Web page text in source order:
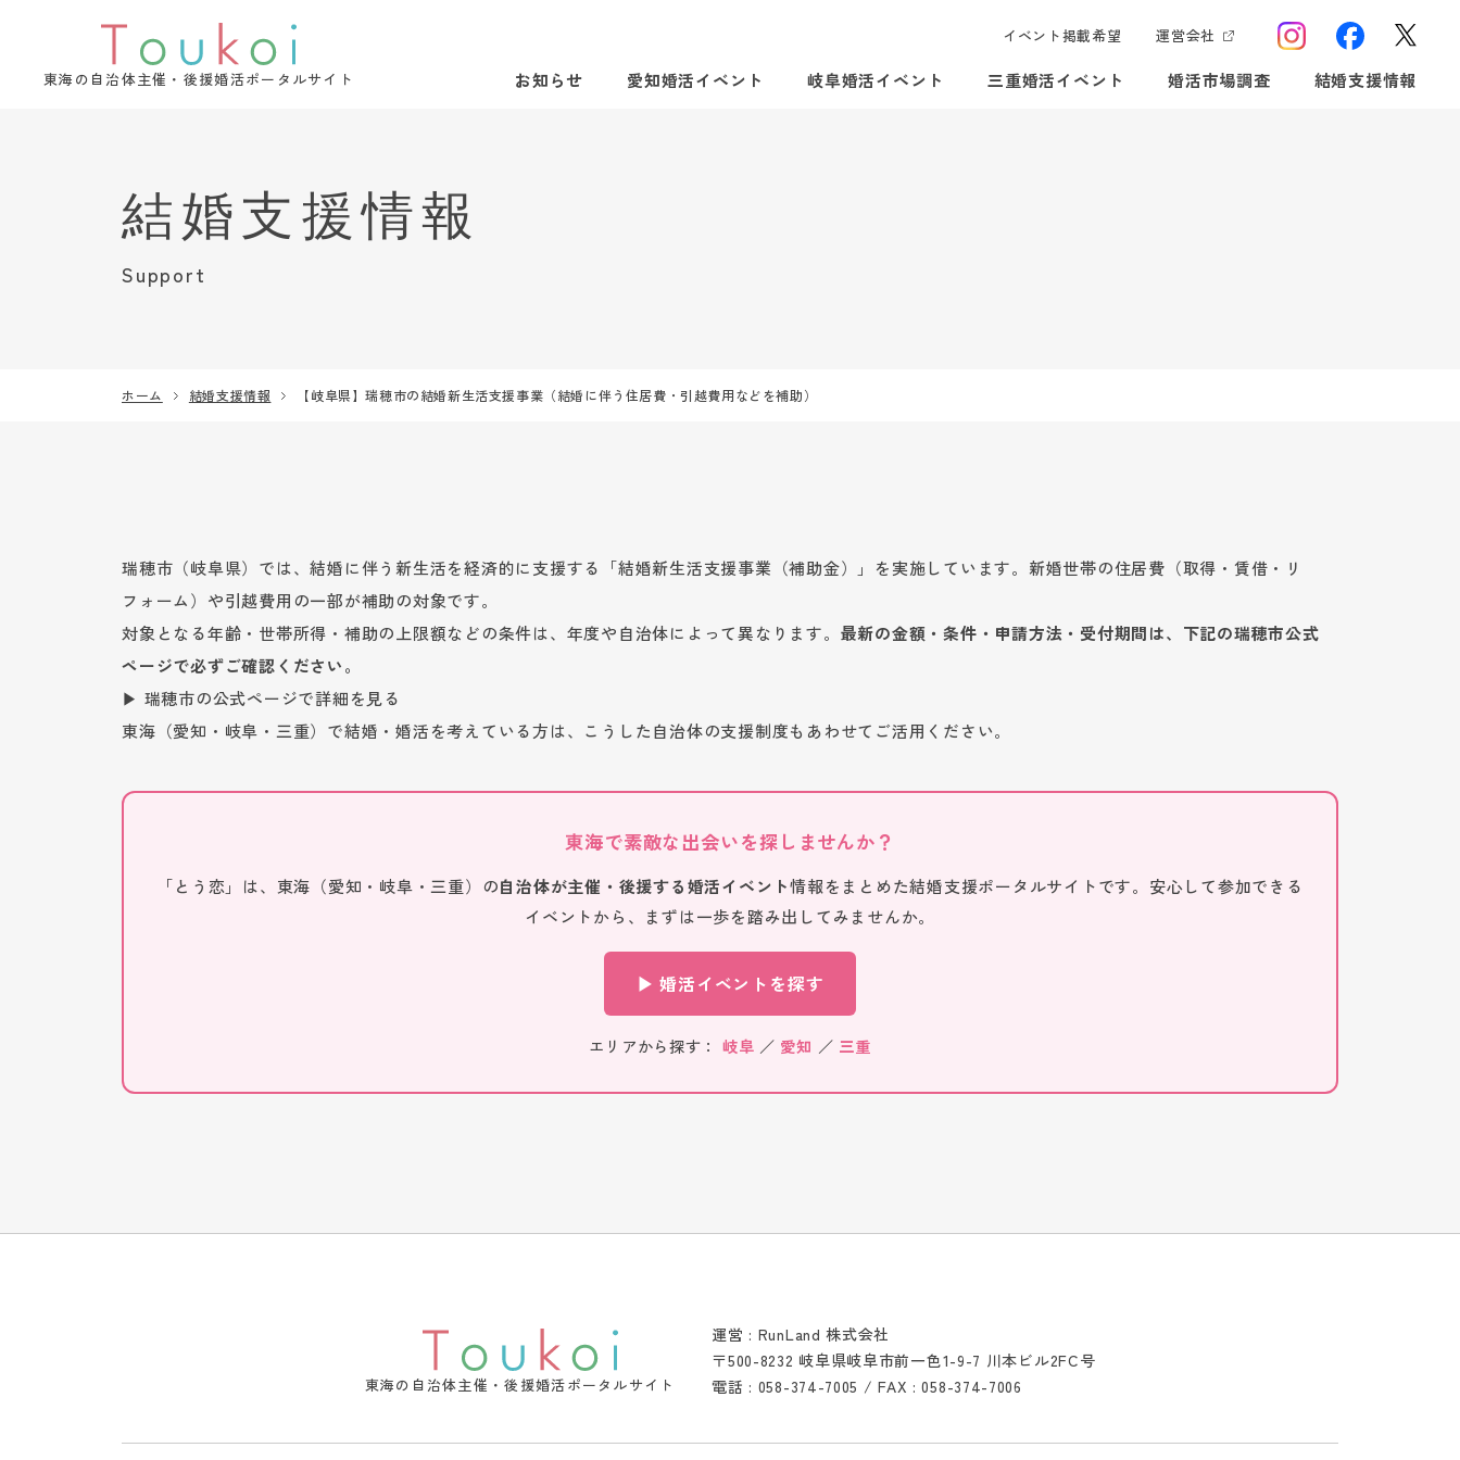
東海の自治体主催・後援婚活ポータルサイト
イベント掲載希望 運営会社
お知らせ 愛知婚活イベント 岐阜婚活イベント 三重婚活イベント 婚活市場調査 結婚支援情報
Support
ホーム 結婚支援情報 【岐阜県】瑞穂市の結婚新生活支援事業（結婚に伴う住居費・引越費用などを補助）
瑞穂市（岐阜県）では、結婚に伴う新生活を経済的に支援する「結婚新生活支援事業（補助金）」を実施しています。新婚世帯の住居費（取得・賃借・リ
フォーム）や引越費用の一部が補助の対象です。
対象となる年齢・世帯所得・補助の上限額などの条件は、年度や自治体によって異なります。 最新の金額・条件・申請方法・受付期間は、下記の瑞穂市公式
ページで必ずご確認ください。
▶ 瑞穂市の公式ページで詳細を見る
東海（愛知・岐阜・三重）で結婚・婚活を考えている方は、こうした自治体の支援制度もあわせてご活用ください。
東海で素敵な出会いを探しませんか？
「とう恋」は、東海（愛知・岐阜・三重）の自治体が主催・後援する婚活イベント情報をまとめた結婚支援ポータルサイトです。安心して参加できる
イベントから、まずは一歩を踏み出してみませんか。
▶ 婚活イベントを探す
エリアから探す： 岐阜 ／ 愛知 ／ 三重
東海の自治体主催・後援婚活ポータルサイト
運営 : RunLand 株式会社
〒500-8232 岐阜県岐阜市前一色1-9-7 川本ビル2FC号
電話 : 058-374-7005 / FAX : 058-374-7006